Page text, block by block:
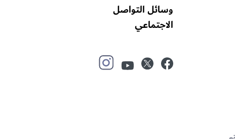
وسائل التواصل
الاجتماعي